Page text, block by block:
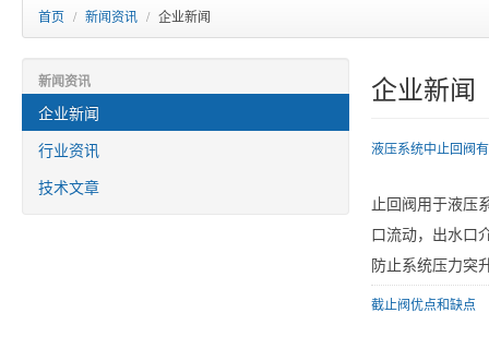
首页 / 新闻资讯 / 企业新闻
新闻资讯
企业新闻
行业资讯
技术文章
企业新闻
液压系统中止回阀
止回阀用于液压
口流动，出水口
防止系统压力突
截止阀优点和缺点